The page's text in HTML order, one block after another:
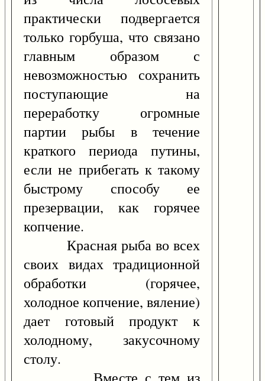
практически подвергается
только горбуша, что связано
главным образом с
невозможностью сохранить
поступающие на
переработку огромные
партии рыбы в течение
краткого периода путины,
если не прибегать к такому
быстрому способу ее
презервации, как горячее
копчение.
Красная рыба во всех
своих видах традиционной
обработки (горячее,
холодное копчение, вяление)
дает готовый продукт к
холодному, закусочному
столу.